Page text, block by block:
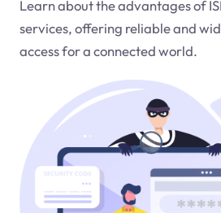
Learn about the advantages of
services, offering reliable and
access for a connected world.